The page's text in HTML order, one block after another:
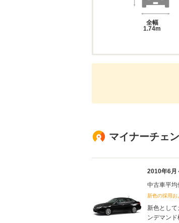
全幅
1.74m
マイナーチェ
2010年6月
中古車平均
新色の採用お
新色とし
ンデマン